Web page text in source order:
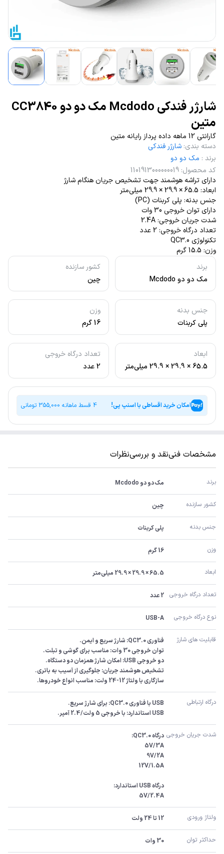
شارژر فندکی Mcdodo مک دو دو CC3840
متین
برند
مک دو دو Mcdodo
کشور سازنده
چین
جنس بدنه
پلی کربنات
وزن
16 گرم
ابعاد
65.5 × 29.9 × 29.9 میلی‌متر
تعداد درگاه خروجی
2 عدد
گارانتی 12 ماهه داده پرداز رایانه متین
دسته بندی: شارژر فندکی
برند : مک دو دو
کد محصول:
1101913000000019
دارای تراشه هوشمند جهت تشخیص جریان هنگام شارژ
ابعاد: 65.5 × 29.9 × 29.9 میلی‌متر
جنس بدنه: پلی کربنات (PC)
دارای توان خروجی 30 وات
شدت جریان خروجی: 2.4A
تعداد درگاه خروجی: 2 عدد
تکنولوژی QC3.0
وزن: 15.5 گرم
امکان خرید اقساطی با اسنپ پی! 4 قسط ماهانه 355,000 تومانی
مشخصات فنینقد و بررسینظرات
برند مک دو دو Mcdodo
کشور سازنده چین
جنس بدنه پلی کربنات
وزن 16 گرم
ابعاد 65.5 × 29.9 × 29.9 میلی‌متر
تعداد درگاه خروجی 2 عدد
نوع درگاه خروجی USB-A
قابلیت های شارژ
سازگاری با ولتاژ 12-24 ولت: مناسب انواع خودروها.
درگاه ارتباطی
USB استاندارد: با خروجی 5 ولت/2.4 آمپر.
شدت جریان خروجی
5V/2.4A
ولتاژ ورودی 12 تا 24 ولت
حداکثر توان 30 وات